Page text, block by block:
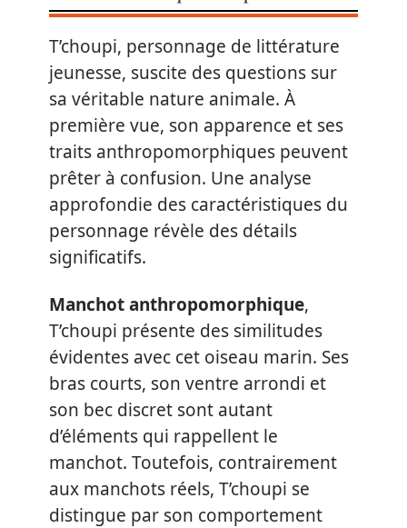
T’choupi, personnage de littérature
jeunesse, suscite des questions sur
sa véritable nature animale. À
première vue, son apparence et ses
traits anthropomorphiques peuvent
prêter à confusion. Une analyse
approfondie des caractéristiques du
personnage révèle des détails
significatifs.
Manchot anthropomorphique,
T’choupi présente des similitudes
évidentes avec cet oiseau marin. Ses
bras courts, son ventre arrondi et
son bec discret sont autant
d’éléments qui rappellent le
manchot. Toutefois, contrairement
aux manchots réels, T’choupi se
distingue par son comportement